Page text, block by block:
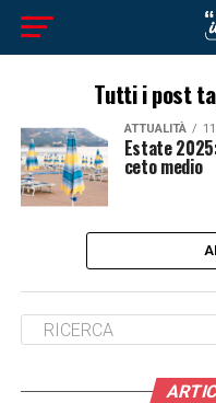
Tutti i post
ATTUALITÀ
Estate
ceto medio